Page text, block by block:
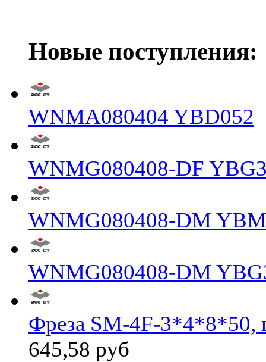
Новые поступления:
WNMA080404 YBD052
WNMG080408-DF
WNMG080408-DM
WNMG080408-DM
Фреза SM-4F-3*4*8*50,
645,58 руб